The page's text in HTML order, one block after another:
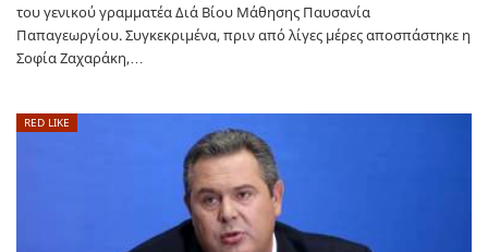
του γενικού γραμματέα Διά Βίου Μάθησης Παυσανία
Παπαγεωργίου. Συγκεκριμένα, πριν από λίγες μέρες αποσπάστηκε η
Σοφία Ζαχαράκη,…
RED LIKE